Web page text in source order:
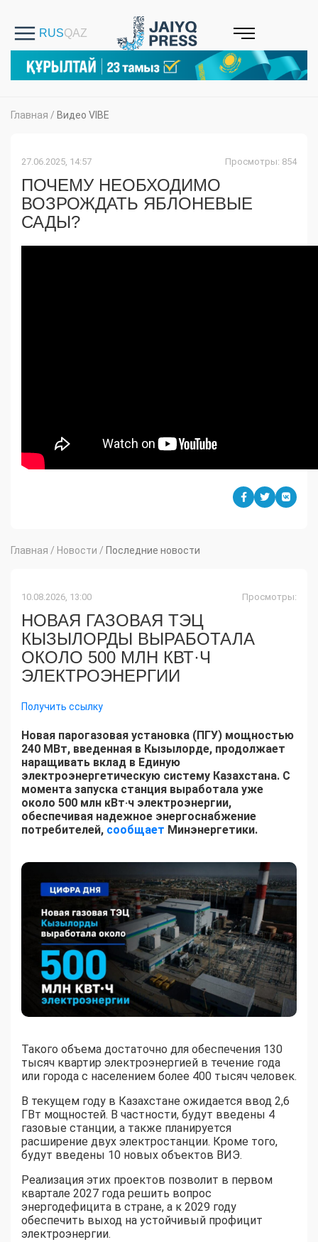
Главная / Видео VIBE
27.06.2025, 14:57 Просмотры: 854
ПОЧЕМУ НЕОБХОДИМО
ВОЗРОЖДАТЬ ЯБЛОНЕВЫЕ
САДЫ?
Главная / Новости / Последние новости
10.08.2026, 13:00 Просмотры:
НОВАЯ ГАЗОВАЯ ТЭЦ
КЫЗЫЛОРДЫ ВЫРАБОТАЛА
ОКОЛО 500 МЛН КВТ·Ч
ЭЛЕКТРОЭНЕРГИИ
Получить ссылку
Новая парогазовая установка (ПГУ) мощностью
240 МВт, введенная в Кызылорде, продолжает
наращивать вклад в Единую
электроэнергетическую систему Казахстана. С
момента запуска станция выработала уже
около 500 млн кВт·ч электроэнергии,
обеспечивая надежное энергоснабжение
потребителей, сообщает Минэнергетики.
Такого объема достаточно для обеспечения 130
тысяч квартир электроэнергией в течение года
или города с населением более 400 тысяч человек.
В текущем году в Казахстане ожидается ввод 2,6
ГВт мощностей. В частности, будут введены 4
газовые станции, а также планируется
расширение двух электростанции. Кроме того,
будут введены 10 новых объектов ВИЭ.
Реализация этих проектов позволит в первом
квартале 2027 года решить вопрос
энергодефицита в стране, а к 2029 году
обеспечить выход на устойчивый профицит
электроэнергии.